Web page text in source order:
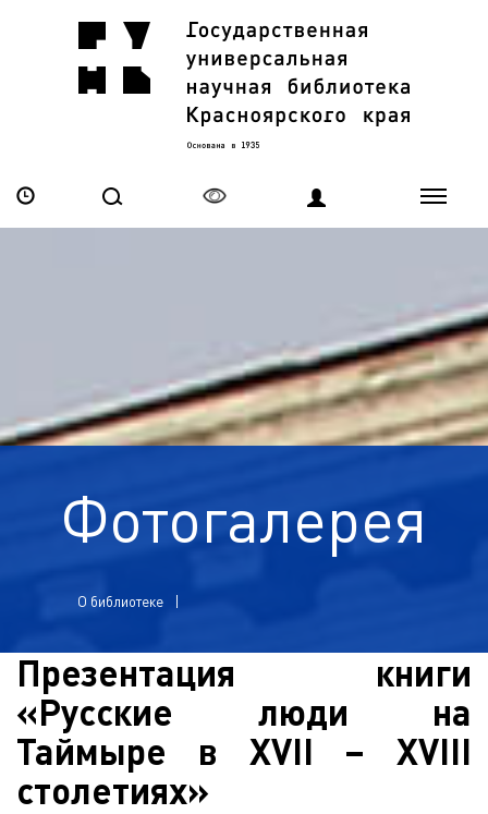
Фотогалерея
О библиотеке
Презентация книги
«Русские люди на
Таймыре в XVII – XVIII
столетиях»